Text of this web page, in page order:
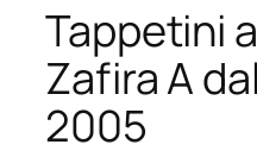
Tappetini
Zafira A
2005